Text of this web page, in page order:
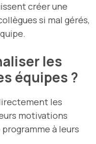
créer une
si mal gérés,
les
équipes ?
les
motivations
à leurs